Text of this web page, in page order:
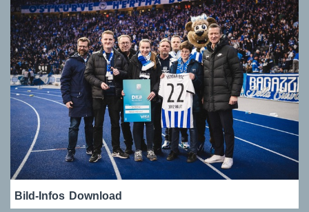
Bild-Infos Download